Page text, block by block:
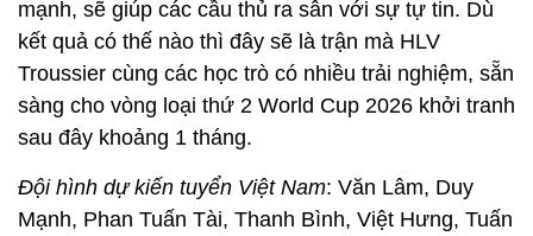
mạnh, sẽ giúp các cầu thủ ra sân với sự tự tin. Dù
kết quả có thế nào thì đây sẽ là trận mà HLV
Troussier cùng các học trò có nhiều trải nghiệm, sẵn
sàng cho vòng loại thứ 2 World Cup 2026 khởi tranh
sau đây khoảng 1 tháng.
Đội hình dự kiến tuyển Việt Nam: Văn Lâm, Duy
Mạnh, Phan Tuấn Tài, Thanh Bình, Việt Hưng, Tuấn